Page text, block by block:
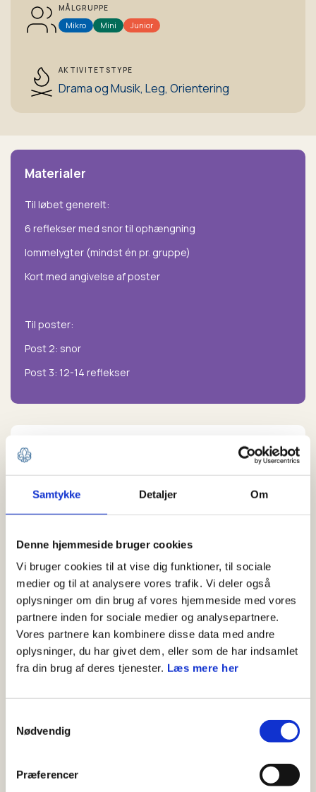
Samtykke Detaljer Om
Denne hjemmeside bruger cookies
Vi bruger cookies til at vise dig funktioner, til sociale
medier og til at analysere vores trafik. Vi deler også
oplysninger om din brug af vores hjemmeside med vores
partnere inden for sociale medier og analysepartnere.
Vores partnere kan kombinere disse data med andre
oplysninger, du har givet dem, eller som de har indsamlet
fra din brug af deres tjenester. Læs mere her
Nødvendig
Præferencer
MÅLGRUPPE
Mikro Mini Junior
AKTIVITETSTYPE
Drama og Musik, Leg, Orientering
Materialer
Til løbet generelt:
6 reflekser med snor til ophængning
lommelygter (mindst én pr. gruppe)
Kort med angivelse af poster
Til poster:
Post 2: snor
Post 3: 12-14 reflekser
I dette løb er der 6 poster, men der kan føjes flere
til for et længere løb. Posterne består af opgaver,
Hvert hold skal mindst have én lommelygter samt
én deltager på holdet, der kan læse opgaverne
ved hver post.
Post 1:Sted angives på kortet (markering: 1
refleksbrik)
Opgave: Alle skal på skift mime (kun bevægelser,
ikke lyde!) et dyr – de andre på holdet skal gætte,